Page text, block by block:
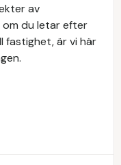
av
du letar efter
fastighet, är vi här